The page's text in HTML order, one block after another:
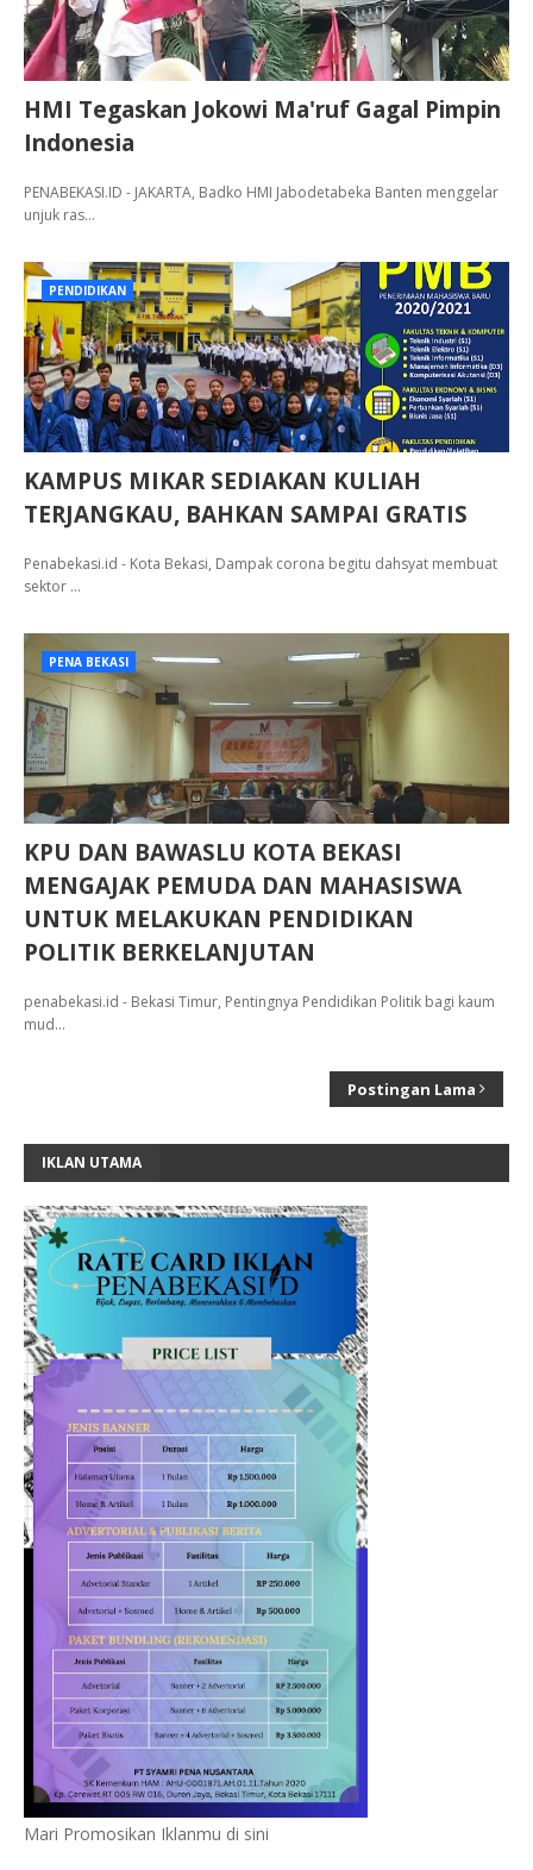
HMI Tegaskan Jokowi Ma'ruf Gagal Pimpin
Indonesia
PENABEKASI.ID - JAKARTA, Badko HMI Jabodetabeka Banten menggelar
unjuk ras…
PENDIDIKAN
KAMPUS MIKAR SEDIAKAN KULIAH
TERJANGKAU, BAHKAN SAMPAI GRATIS
Penabekasi.id - Kota Bekasi, Dampak corona begitu dahsyat membuat
sektor …
PENA BEKASI
KPU DAN BAWASLU KOTA BEKASI
MENGAJAK PEMUDA DAN MAHASISWA
UNTUK MELAKUKAN PENDIDIKAN
POLITIK BERKELANJUTAN
penabekasi.id - Bekasi Timur, Pentingnya Pendidikan Politik bagi kaum
mud…
Postingan Lama
IKLAN UTAMA
Mari Promosikan Iklanmu di sini